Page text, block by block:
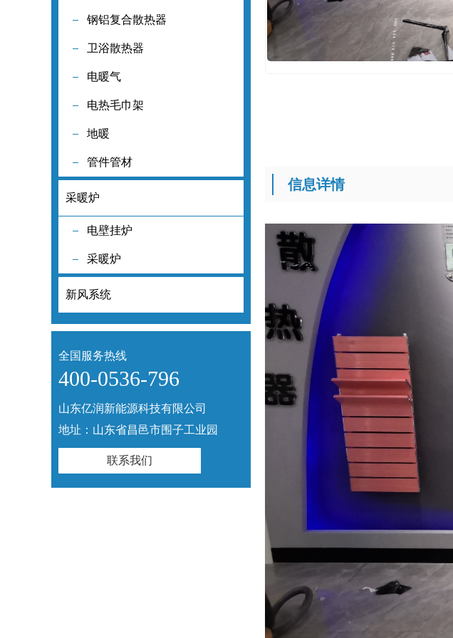
钢铝复合散热器 钢铝复合散热器
卫浴散热器 卫浴散热器
电暖气
电热毛巾架
地暖
管件管材
采暖炉 采暖炉
电壁挂炉 电壁挂炉
采暖炉 采暖炉
新风系统
全国服务热线
400-0536-796
山东亿润新能源科技有限公司
地址：山东省昌邑市围子工业园
联系我们
信息详情